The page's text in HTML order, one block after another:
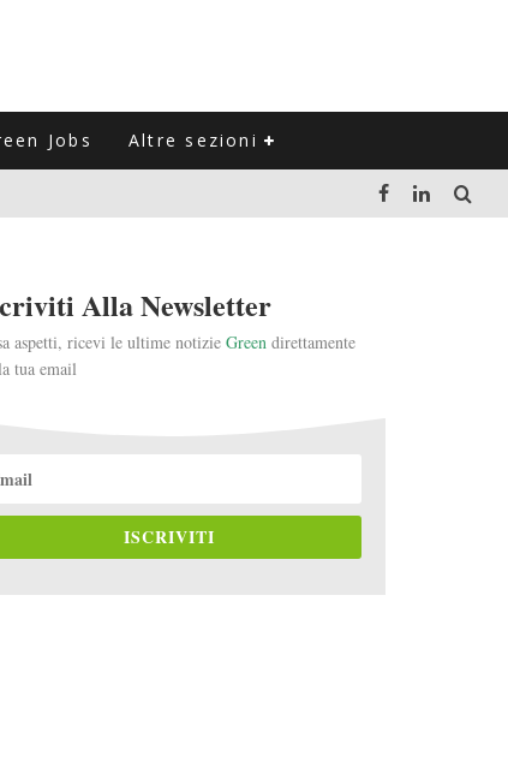
Jobs Altre sezioni
Alla Newsletter
aspetti, ricevi le ultime notizie Green direttamente
tua email
ISCRIVITI